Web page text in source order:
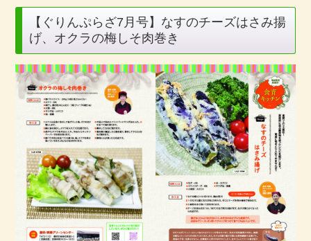
【ぐりんぷらざ7月号】なすのチーズはさみ揚
げ、オクラの梅しそ肉巻き